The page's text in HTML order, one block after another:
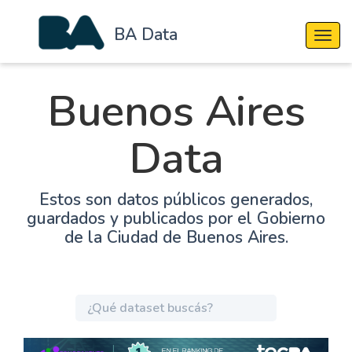
BA Data
Buenos Aires
Data
Estos son datos públicos generados,
guardados y publicados por el Gobierno
de la Ciudad de Buenos Aires.